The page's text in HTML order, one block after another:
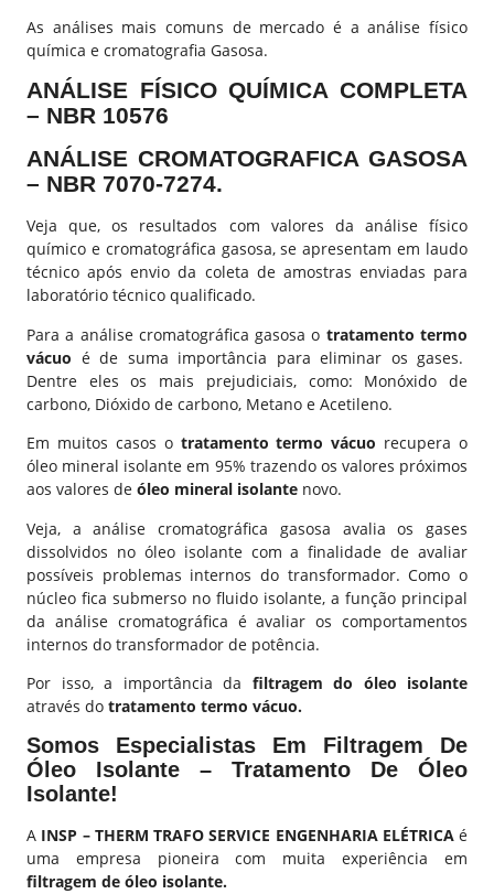
As análises mais comuns de mercado é a análise físico
química e cromatografia Gasosa.
ANÁLISE FÍSICO QUÍMICA COMPLETA
– NBR 10576
ANÁLISE CROMATOGRAFICA GASOSA
– NBR 7070-7274.
Veja que, os resultados com valores da análise físico
químico e cromatográfica gasosa, se apresentam em laudo
técnico após envio da coleta de amostras enviadas para
laboratório técnico qualificado.
Para a análise cromatográfica gasosa o tratamento termo
vácuo é de suma importância para eliminar os gases.
Dentre eles os mais prejudiciais, como: Monóxido de
carbono, Dióxido de carbono, Metano e Acetileno.
Em muitos casos o tratamento termo vácuo recupera o
óleo mineral isolante em 95% trazendo os valores próximos
aos valores de óleo mineral isolante novo.
Veja, a análise cromatográfica gasosa avalia os gases
dissolvidos no óleo isolante com a finalidade de avaliar
possíveis problemas internos do transformador. Como o
núcleo fica submerso no fluido isolante, a função principal
da análise cromatográfica é avaliar os comportamentos
internos do transformador de potência.
Por isso, a importância da filtragem do óleo isolante
através do tratamento termo vácuo.
Somos Especialistas Em Filtragem De
Óleo Isolante – Tratamento De Óleo
Isolante!
A INSP – THERM TRAFO SERVICE ENGENHARIA ELÉTRICAé
uma empresa pioneira com muita experiência em
filtragem de óleo isolante.